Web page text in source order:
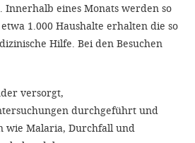
eines Monats werden so
1.000 Haushalte erhalten die so
Hilfe. Bei den Besuchen
versorgt,
durchgeführt und
wie Malaria, Durchfall und